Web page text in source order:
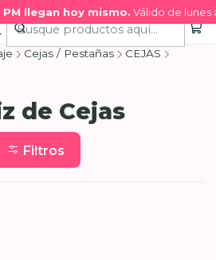
llegan hoy mismo.Válido de lunes
Cejas / Pestañas
CEJAS
de Cejas
Filtros